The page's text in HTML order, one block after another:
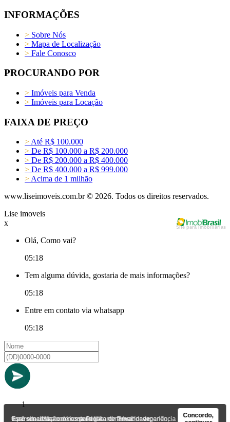
INFORMAÇÕES
> Sobre Nós
> Mapa de Localização
> Fale Conosco
PROCURANDO POR
> Imóveis para Venda
> Imóveis para Locação
FAIXA DE PREÇO
>Até R$ 100.000
> De R$ 100.000 a R$ 200.000
> De R$ 200.000 a R$ 400.000
> De R$ 400.000 a R$ 999.000
>Acima de 1 milhão
www.liseimoveis.com.br © 2026. Todos os direitos reservados.
Site para Imobiliarias
Esse site utiliza cookies para garantir a melhor experiência e personalização de conteúdo. Ao continuar navegando, você concorda com nossaPolítica de Privacidade.
Concordo,
Lise imoveis
x
Olá, Como vai?
05:18
Tem alguma dúvida, gostaria de mais informações?
05:18
Entre em contato via whatsapp
05:18
1